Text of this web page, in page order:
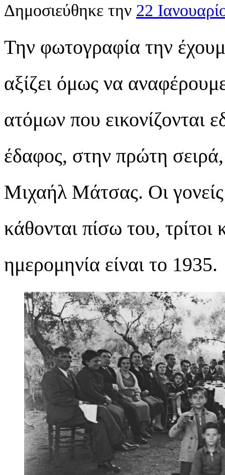
Δημοσιεύθηκε την 22
Την φωτογραφία την
αξίζει όμως να
ατόμων που εικονίζονται
έδαφος, στην πρώτη
Μιχαήλ Μάτσας. Οι
κάθονται πίσω του,
ημερομηνία είναι το 1935.